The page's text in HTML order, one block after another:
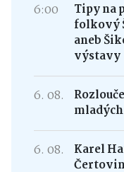
6:00
Tipy na
folkový
aneb
výstavy
6. 08.
6. 08.
Karel